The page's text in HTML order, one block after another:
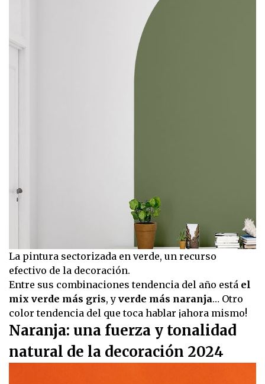
La pintura sectorizada en verde, un recurso
efectivo de la decoración.
Entre sus combinaciones tendencia del año está el
mix verde más gris, y verde más naranja… Otro
color tendencia del que toca hablar ¡ahora mismo!
Naranja: una fuerza y tonalidad
natural de la decoración 2024